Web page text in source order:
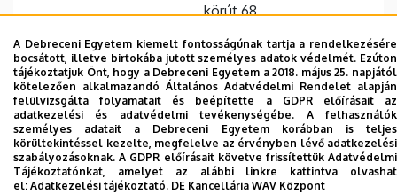
körút 68
Épület, emelet, szobaszám
Sesztina villa (volt
bölcsőde), 1. emelet
Dolgozói adatmódosítás igénylése a DE
telefonkönyvében| Külső személyek rögzítése a
A Debreceni Egyetem kiemelt fontosságúnak tartja a rendelkezésére
bocsátott, illetve birtokába jutott személyes adatok védelmét. Ezúton
tájékoztatjuk Önt, hogy a Debreceni Egyetem a 2018. május 25. napjától
kötelezően alkalmazandó Általános Adatvédelmi Rendelet alapján
felülvizsgálta folyamatait és beépítette a GDPR előírásait az
adatkezelési és adatvédelmi tevékenységébe. A felhasználók
személyes adatait a Debreceni Egyetem korábban is teljes
körültekintéssel kezelte, megfelelve az érvényben lévő adatkezelési
szabályozásoknak. A GDPR előírásait követve frissítettük Adatvédelmi
Tájékoztatónkat, amelyet az alábbi linkre kattintva olvashat
el: Adatkezelési tájékoztató. DE Kancellária WAV Központ